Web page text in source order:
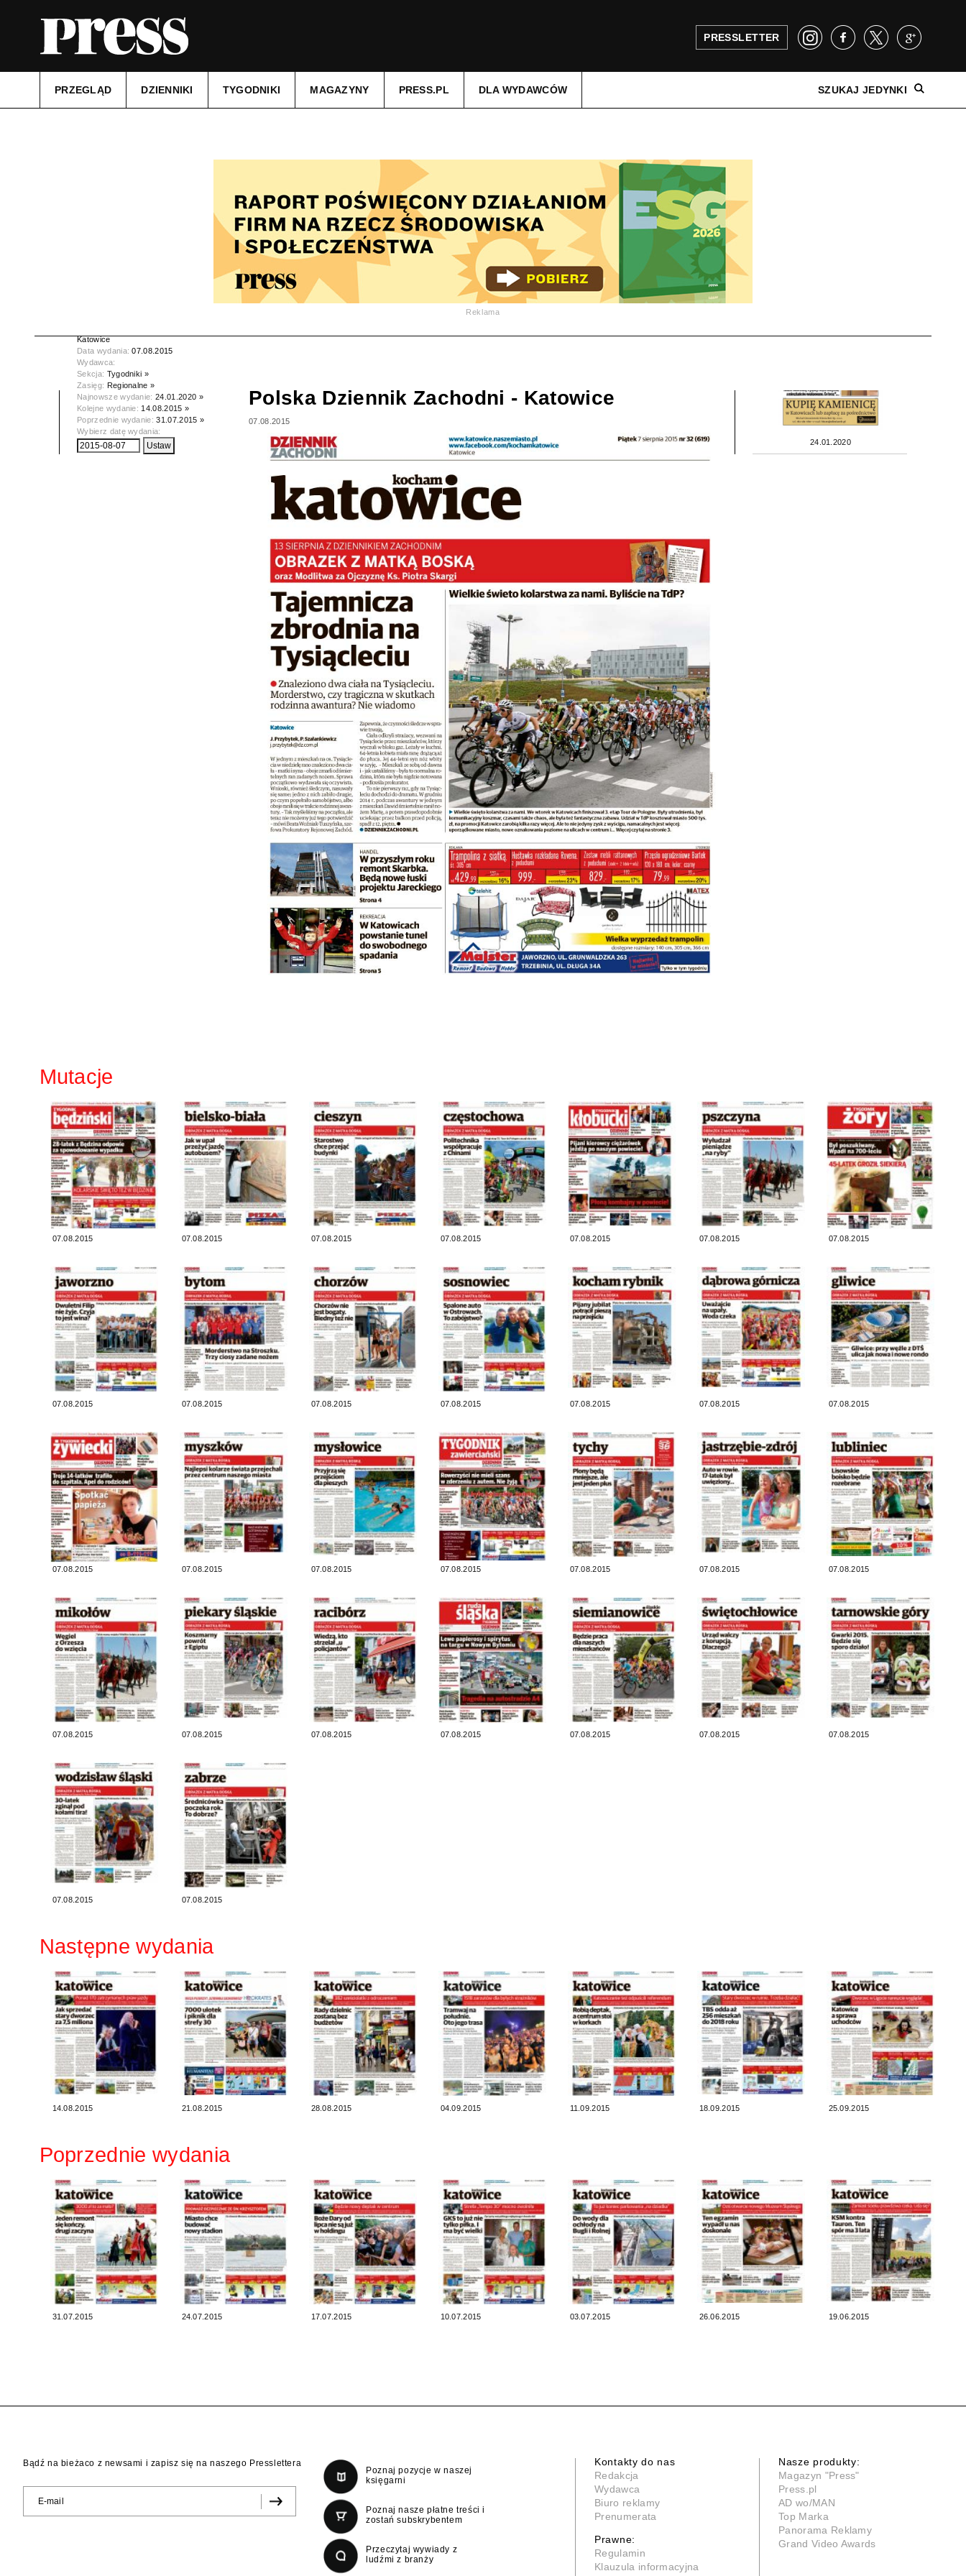
PRESSLETTER
PRZEGLĄD DZIENNIKI TYGODNIKI MAGAZYNY PRESS.PL DLA WYDAWCÓW SZUKAJ JEDYNKI
Reklama
Katowice
Data wydania:07.08.2015
Wydawca:
Sekcja: Tygodniki »
Zasięg: Regionalne »
Najnowsze wydanie:24.01.2020 »
Kolejne wydanie: 14.08.2015 »
Poprzednie wydanie:31.07.2015 »
Wybierz datę wydania:
Polska Dziennik Zachodni - Katowice
07.08.2015
24.01.2020
Mutacje
07.08.2015 07.08.2015 07.08.2015 07.08.2015 07.08.2015 07.08.2015 07.08.2015
07.08.2015 07.08.2015 07.08.2015 07.08.2015 07.08.2015 07.08.2015 07.08.2015
07.08.2015 07.08.2015 07.08.2015 07.08.2015 07.08.2015 07.08.2015 07.08.2015
07.08.2015 07.08.2015 07.08.2015 07.08.2015 07.08.2015 07.08.2015 07.08.2015
07.08.2015 07.08.2015
Następne wydania
14.08.2015 21.08.2015 28.08.2015 04.09.2015 11.09.2015 18.09.2015 25.09.2015
Poprzednie wydania
31.07.2015 24.07.2015 17.07.2015 10.07.2015 03.07.2015 26.06.2015 19.06.2015
Bądź na bieżaco z newsami i zapisz się na naszego Presslettera
Poznaj pozycje w naszej
księgarni
Poznaj nasze płatne treści i
zostań subskrybentem
Przeczytaj wywiady z
ludźmi z branży
Kontakty do nas
Redakcja
Wydawca
Biuro reklamy
Prenumerata
Prawne:
Regulamin
Klauzula informacyjna
Nasze produkty:
Magazyn "Press"
Press.pl
AD wo/MAN
Top Marka
Panorama Reklamy
Grand Video Awards